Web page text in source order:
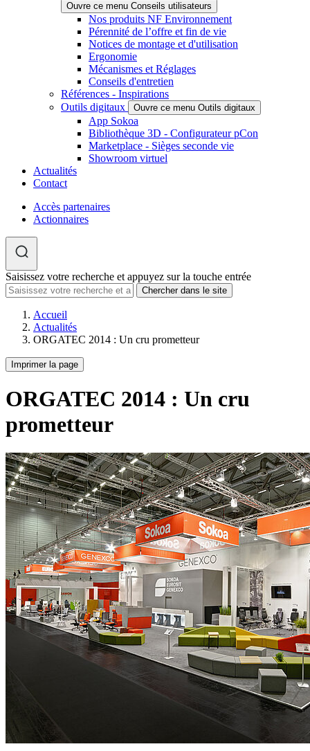
Ouvre ce menu Conseils utilisateurs
Nos produits NF Environnement
Pérennité de l’offre et fin de vie
Notices de montage et d'utilisation
Ergonomie
Mécanismes et Réglages
Conseils d'entretien
Références - Inspirations
Outils digitaux
Ouvre ce menu Outils digitaux
App Sokoa
Bibliothèque 3D - Configurateur pCon
Marketplace - Sièges seconde vie
Showroom virtuel
Actualités
Contact
Accès partenaires
Actionnaires
Saisissez votre recherche et appuyez sur la touche entrée
Accueil
Actualités
ORGATEC 2014 : Un cru prometteur
Imprimer la page
ORGATEC 2014 : Un cru
prometteur